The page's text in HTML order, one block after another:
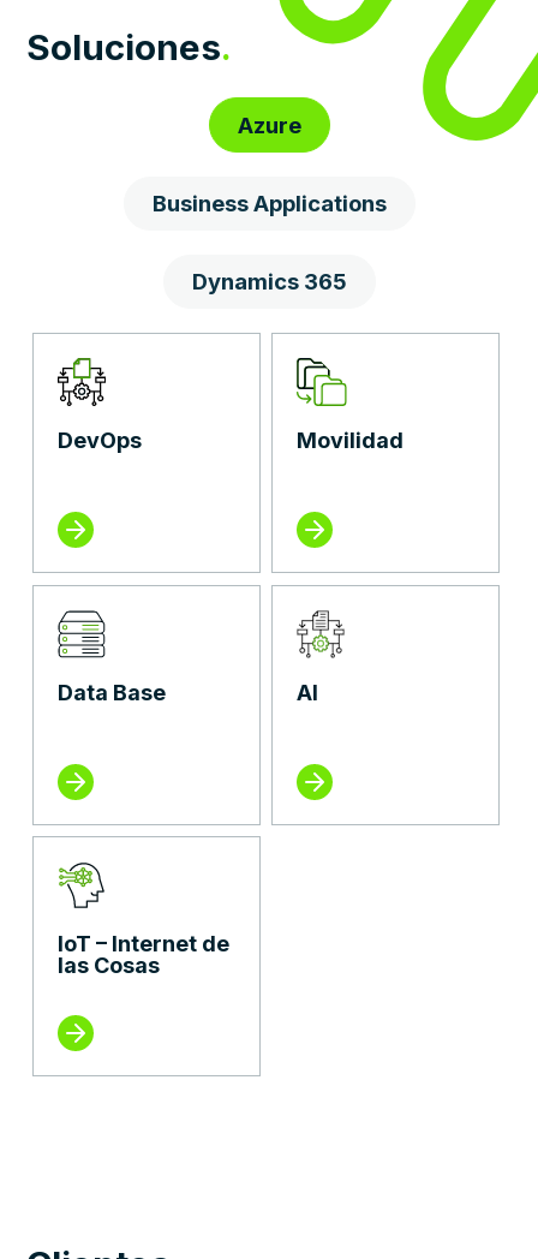
Soluciones.
Azure
Business Applications
Dynamics 365
DevOps Movilidad
Data Base AI
IoT – Internet de
las Cosas